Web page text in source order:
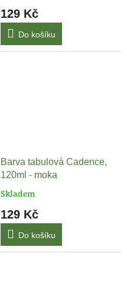
129 Kč
Do košíku
Barva tabulová Cadence,
120ml - moka
Skladem
129 Kč
Do košíku